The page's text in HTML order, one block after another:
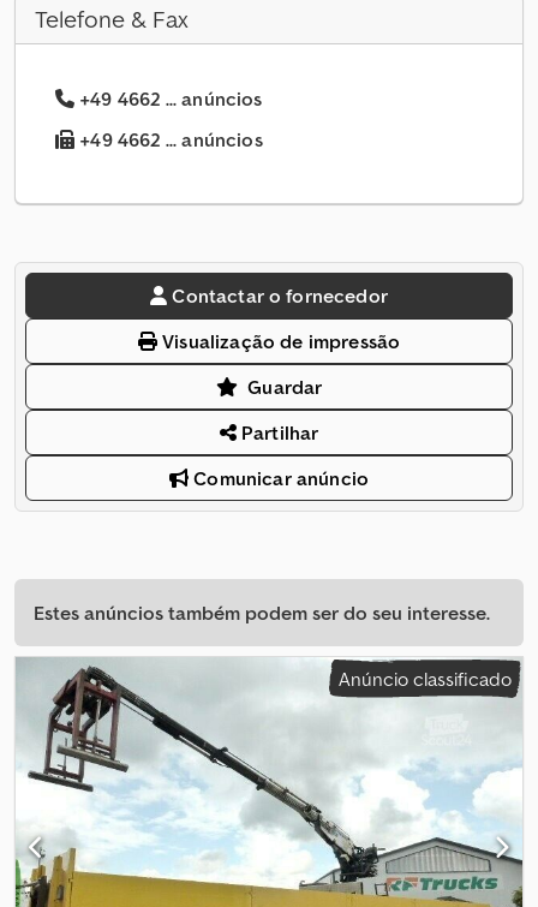
Telefone & Fax
+49 4662 ... anúncios
+49 4662 ... anúncios
Contactar o fornecedor
Visualização de impressão
Guardar
Partilhar
Comunicar anúncio
Estes anúncios também podem ser do seu interesse.
Anúncio classificado